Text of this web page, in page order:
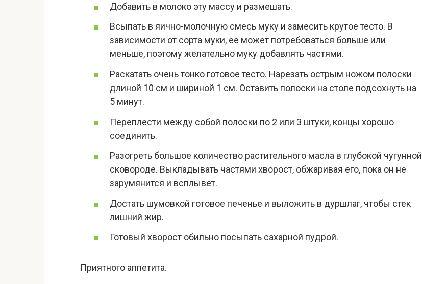
Добавить в молоко эту массу и размешать.
Всыпать в яично-молочную смесь муку и замесить крутое тесто. В
зависимости от сорта муки, ее может потребоваться больше или
меньше, поэтому желательно муку добавлять частями.
Раскатать очень тонко готовое тесто. Нарезать острым ножом полоски
длиной 10 см и шириной 1 см. Оставить полоски на столе подсохнуть на
5 минут.
Переплести между собой полоски по 2 или 3 штуки, концы хорошо
соединить.
Разогреть большое количество растительного масла в глубокой чугунной
сковороде. Выкладывать частями хворост, обжаривая его, пока он не
зарумянится и всплывет.
Достать шумовкой готовое печенье и выложить в дуршлаг, чтобы стек
лишний жир.
Готовый хворост обильно посыпать сахарной пудрой.
Приятного аппетита.